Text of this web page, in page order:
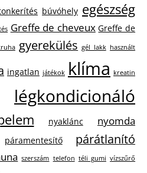
búvóhely egészség
Greffe de cheveux Greffe de
gyerekülés gél lakk használt
ingatlan játékok klíma kreatin
légkondicionáló
nyaklánc nyomda
páramentesítő párátlanító
szerszám telefon téli gumi vízszűrő